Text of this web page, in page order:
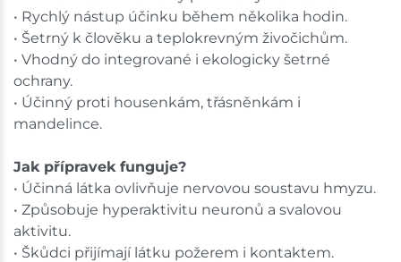
• Rychlý nástup účinku během několika hodin.
• Šetrný k člověku a teplokrevným živočichům.
• Vhodný do integrované i ekologicky šetrné
ochrany.
• Účinný proti housenkám, třásněnkám i
mandelince.
Jak přípravek funguje?
• Účinná látka ovlivňuje nervovou soustavu hmyzu.
• Způsobuje hyperaktivitu neuronů a svalovou
aktivitu.
• Škůdci přijímají látku požerem i kontaktem.